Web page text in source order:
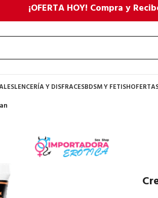
¡OFERTA HOY! Compra y
LENCERÍA Y DISFRACESBDSM Y FETISH